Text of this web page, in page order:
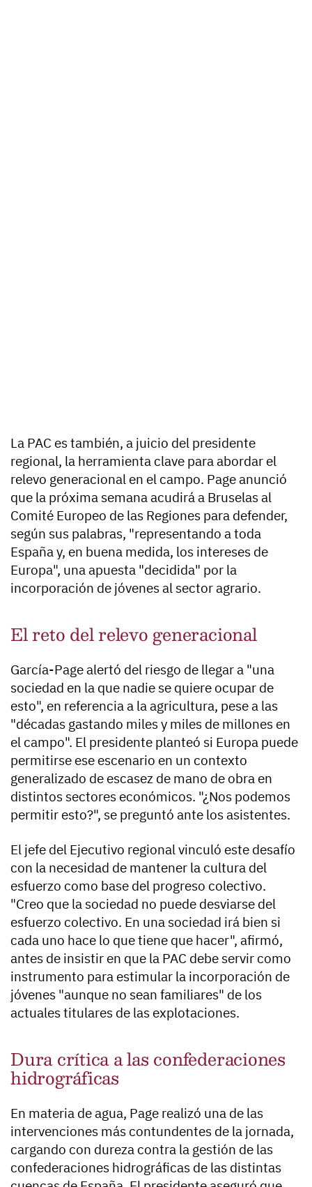
La PAC es también, a juicio del presidente
regional, la herramienta clave para abordar el
relevo generacional en el campo. Page anunció
que la próxima semana acudirá a Bruselas al
Comité Europeo de las Regiones para defender,
según sus palabras, "representando a toda
España y, en buena medida, los intereses de
Europa", una apuesta "decidida" por la
incorporación de jóvenes al sector agrario.
El reto del relevo generacional
García-Page alertó del riesgo de llegar a "una
sociedad en la que nadie se quiere ocupar de
esto", en referencia a la agricultura, pese a las
"décadas gastando miles y miles de millones en
el campo". El presidente planteó si Europa puede
permitirse ese escenario en un contexto
generalizado de escasez de mano de obra en
distintos sectores económicos. "¿Nos podemos
permitir esto?", se preguntó ante los asistentes.
El jefe del Ejecutivo regional vinculó este desafío
con la necesidad de mantener la cultura del
esfuerzo como base del progreso colectivo.
"Creo que la sociedad no puede desviarse del
esfuerzo colectivo. En una sociedad irá bien si
cada uno hace lo que tiene que hacer", afirmó,
antes de insistir en que la PAC debe servir como
instrumento para estimular la incorporación de
jóvenes "aunque no sean familiares" de los
actuales titulares de las explotaciones.
Dura crítica a las confederaciones
hidrográficas
En materia de agua, Page realizó una de las
intervenciones más contundentes de la jornada,
cargando con dureza contra la gestión de las
confederaciones hidrográficas de las distintas